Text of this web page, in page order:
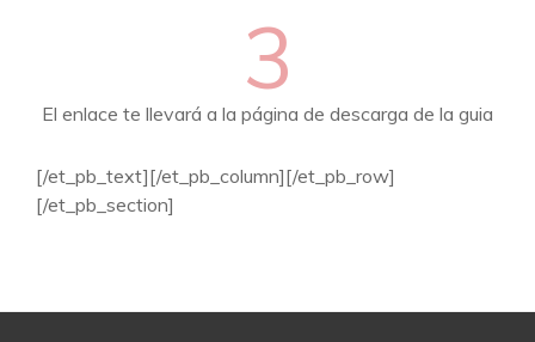
3
El enlace te llevará a la página de descarga de la guia
[/et_pb_text][/et_pb_column][/et_pb_row]
[/et_pb_section]